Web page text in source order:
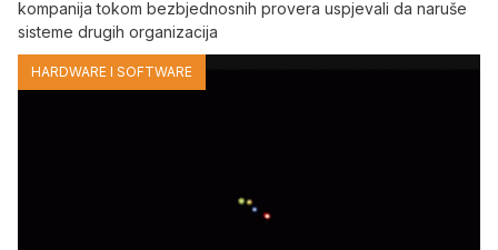
kompanija tokom bezbjednosnih provera uspjevali da naruše
sisteme drugih organizacija
HARDWARE I SOFTWARE